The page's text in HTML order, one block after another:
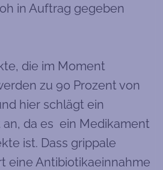
in Auftrag gegeben
die im Moment
zu 90 Prozent von
hier schlägt ein
da es ein Medikament
ist. Dass grippale
eine Antibiotikaeinnahme